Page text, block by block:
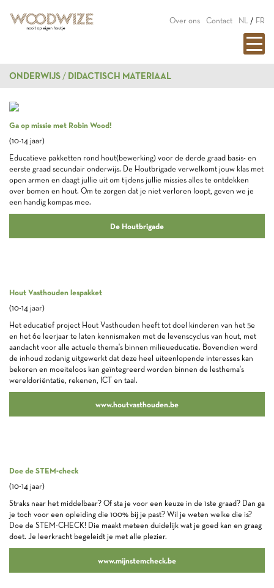
Over ons Contact NL / FR
ONDERWIJS DIDACTISCH MATERIAAL
Ga op missie met Robin Wood!
(10-14 jaar)
Educatieve pakketten rond hout(bewerking) voor de derde graad basis- en
eerste graad secundair onderwijs. De Houtbrigade verwelkomt jouw klas met
open armen en daagt jullie uit om tijdens jullie missies alles te ontdekken
over bomen en hout. Om te zorgen dat je niet verloren loopt, geven we je
een handig kompas mee.
De Houtbrigade
Hout Vasthouden lespakket
(10-14 jaar)
Het educatief project Hout Vasthouden heeft tot doel kinderen van het 5e
en het 6e leerjaar te laten kennismaken met de levenscyclus van hout, met
aandacht voor alle actuele thema's binnen milieueducatie. Bovendien werd
de inhoud zodanig uitgewerkt dat deze heel uiteenlopende interesses kan
bekoren en moeiteloos kan geïntegreerd worden binnen de lesthema's
wereldoriëntatie, rekenen, ICT en taal.
www.houtvasthouden.be
Doe de STEM-check
(10-14 jaar)
Straks naar het middelbaar? Of sta je voor een keuze in de 1ste graad? Dan ga
je toch voor een opleiding die 100% bij je past? Wil je weten welke die is?
Doe de STEM-CHECK! Die maakt meteen duidelijk wat je goed kan en graag
doet. Je leerkracht begeleidt je met alle plezier.
www.mijnstemcheck.be